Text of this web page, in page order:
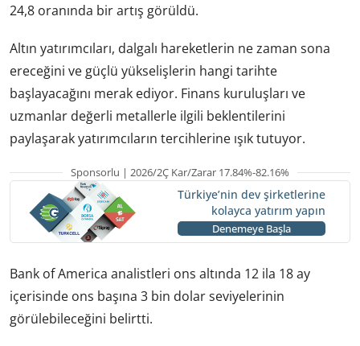
24,8 oranında bir artış görüldü.
Altın yatırımcıları, dalgalı hareketlerin ne zaman sona
ereceğini ve güçlü yükselişlerin hangi tarihte
başlayacağını merak ediyor. Finans kuruluşları ve
uzmanlar değerli metallerle ilgili beklentilerini
paylaşarak yatırımcıların tercihlerine ışık tutuyor.
Sponsorlu | 2026/2Ç Kar/Zarar 17.84%-82.16%
Türkiye’nin dev şirketlerine
kolayca yatırım yapın
Denemeye Başla
Bank of America analistleri ons altında 12 ila 18 ay
içerisinde ons başına 3 bin dolar seviyelerinin
görülebileceğini belirtti.